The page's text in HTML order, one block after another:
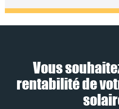
Vous
rentabilité de